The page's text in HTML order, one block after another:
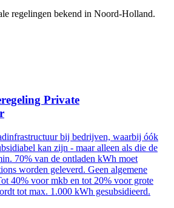
regelingen bekend in Noord-Holland.
Private
bij bedrijven, waarbij óók
kan zijn - maar alleen als die de
70% van de ontladen kWh moet
worden geleverd. Geen algemene
40% voor mkb en tot 20% voor grote
tot max. 1.000 kWh gesubsidieerd.